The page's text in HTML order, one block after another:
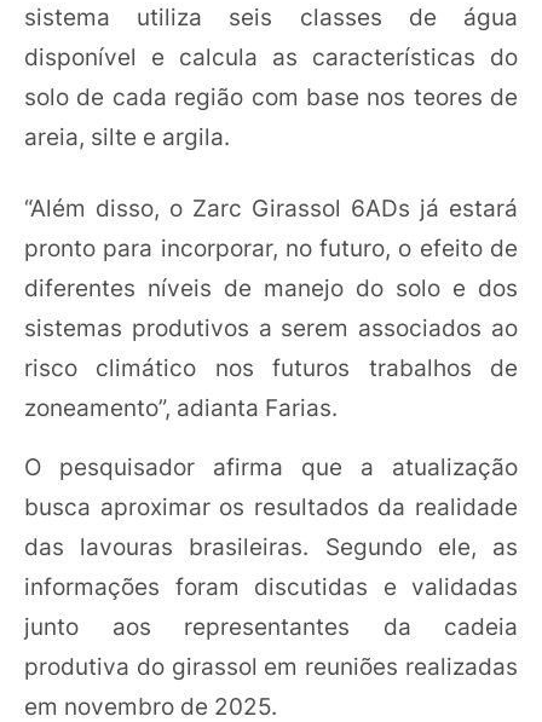
sistema utiliza seis classes de água
disponível e calcula as características do
solo de cada região com base nos teores de
areia, silte e argila.
“Além disso, o Zarc Girassol 6ADs já estará
pronto para incorporar, no futuro, o efeito de
diferentes níveis de manejo do solo e dos
sistemas produtivos a serem associados ao
risco climático nos futuros trabalhos de
zoneamento”, adianta Farias.
O pesquisador afirma que a atualização
busca aproximar os resultados da realidade
das lavouras brasileiras. Segundo ele, as
informações foram discutidas e validadas
junto aos representantes da cadeia
produtiva do girassol em reuniões realizadas
em novembro de 2025.